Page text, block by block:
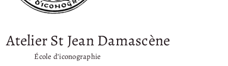
Atelier St Jean Damascène
École d’iconographie